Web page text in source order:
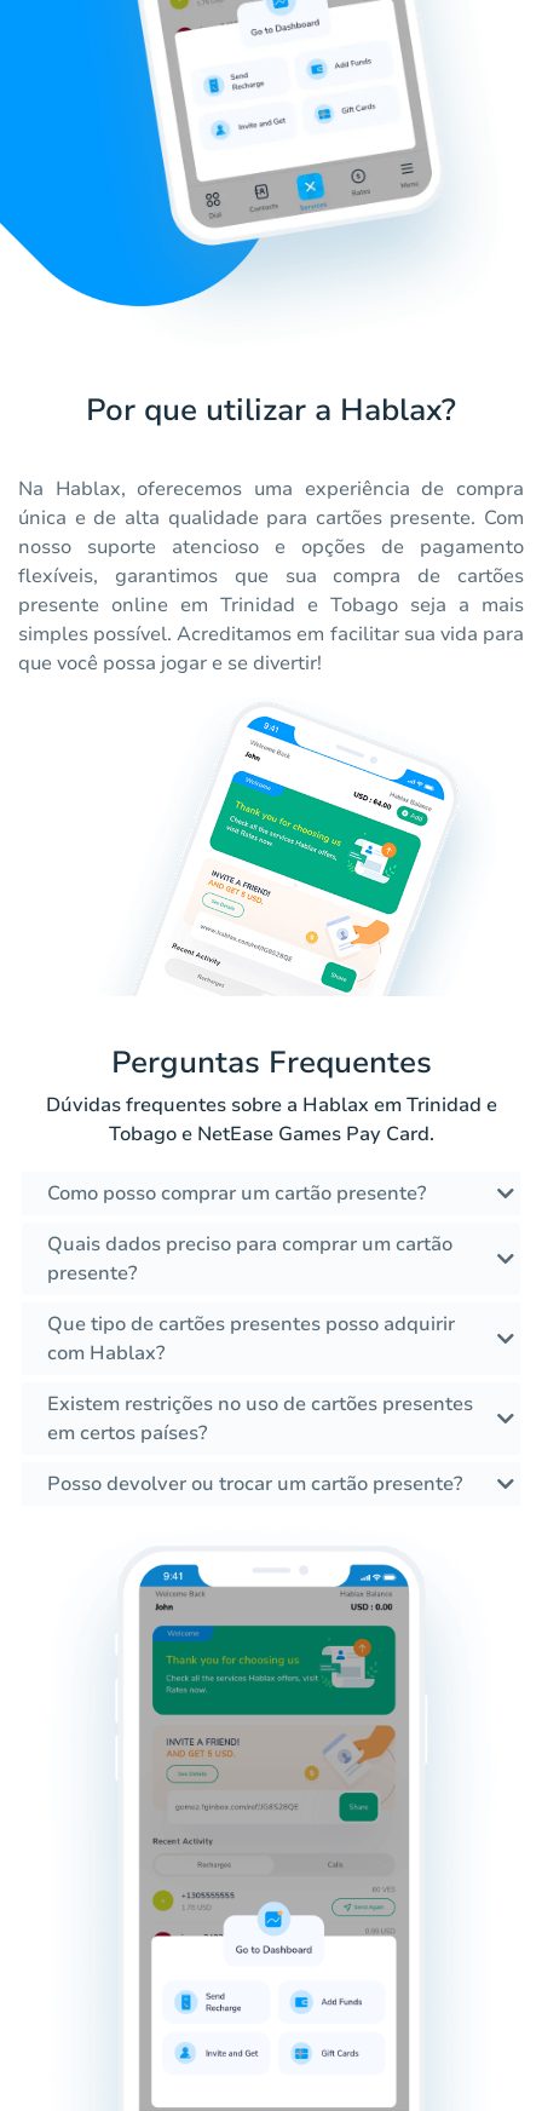
Por que utilizar a Hablax?
Na Hablax, oferecemos uma experiência de compra
única e de alta qualidade para cartões presente. Com
nosso suporte atencioso e opções de pagamento
flexíveis, garantimos que sua compra de cartões
presente online em Trinidad e Tobago seja a mais
simples possível. Acreditamos em facilitar sua vida para
que você possa jogar e se divertir!
Perguntas Frequentes
Dúvidas frequentes sobre a Hablax em Trinidad e
Tobago e NetEase Games Pay Card.
Como posso comprar um cartão presente?
Quais dados preciso para comprar um cartão
presente?
Que tipo de cartões presentes posso adquirir
com Hablax?
Existem restrições no uso de cartões presentes
em certos países?
Posso devolver ou trocar um cartão presente?